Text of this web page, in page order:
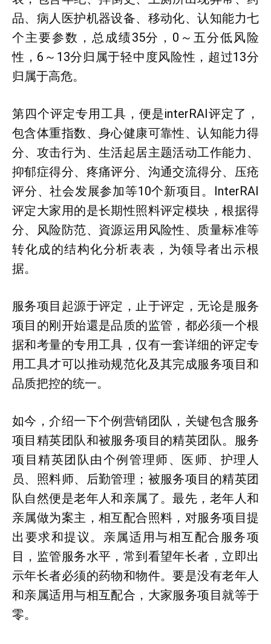
品、病人医护机器设备、移动化、认知能力七
个主要参数，总成绩35分，0～五分低风险
性，6～13分归属于轻中度风险性，超过13分
归属于高危。
第四个评定专用工具，便是interRAI评定了，
包含体重指数、身心健康可靠性、认知能力得
分、攻击行为、生活起居主题活动工作能力、
抑郁症得分、疼痛评分、沟通交流得分、压疮
评分、社会发展参加等10个新项目。InterRAI
评定大家用的是长期性照料评定模块，根据得
分、风险防范、資源运用风险性、质量标准等
转化成的结构化分析表表，为领导者出示根
据。
服务项目起源于评定，止于评定，无论是服务
项目的刚开始還是品质的监管，都必须一个根
据和考量的专用工具，仅有一套详细的评定专
用工具才可以推动规范化及其完成服务项目和
品质把控的统一。
如今，介绍一下个例营销团队，关键包含服务
项目精英团队和被服务项目的精英团队。服务
项目精英团队由个例管理师、医师、护理人
员、照料师、后勤管理；被服务项目的精英团
队自然便是老年人和亲属了。最先，老年人和
亲属做为案主，相互配合照料，对服务项目提
出要求和提议。亲属适用与相互配合服务项
目，监管服务水平，常到看望年长者，立即出
示年长者必须的药物和物件。要是没有老年人
和亲属适用与相互配合，大家服务项目就等于
零。